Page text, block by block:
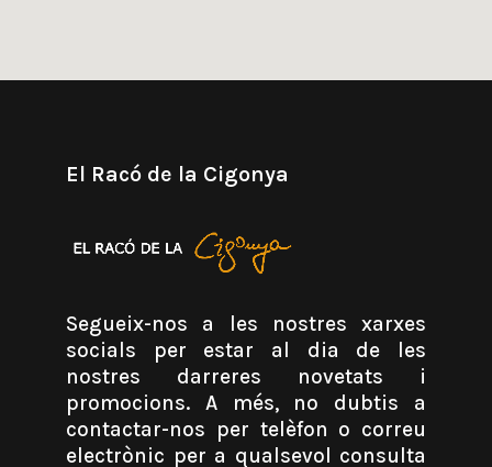
El Racó de la Cigonya
Segueix-nos a les nostres xarxes
socials per estar al dia de les
nostres darreres novetats i
promocions. A més, no dubtis a
contactar-nos per telèfon o correu
electrònic per a qualsevol consulta